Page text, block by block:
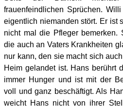
frauenfeindlichen Sprüchen.
eigentlich niemanden stört. Er ist
nicht mal die Pfleger bemerken.
die auch an Vaters Krankheiten
nur kann, den sie macht sich
Heim gelandet ist. Hans berührt
immer Hunger und ist mit der
voll und ganz beschäftigt. Als
weicht Hans nicht von ihrer